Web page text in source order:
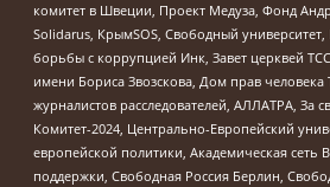
комитет в Швеции, Проект Медуза, Фонд
Solidarus, КрымSOS, Свободный
борьбы с коррупцией Инк, Завет церквей
имени Бориса Звозскова, Дом прав
журналистов расследователей, АЛЛАТРА, За
Комитет-2024, Центрально-Европейский
европейской политики, Академическая сеть
поддержки, Свободная Россия Берлин,